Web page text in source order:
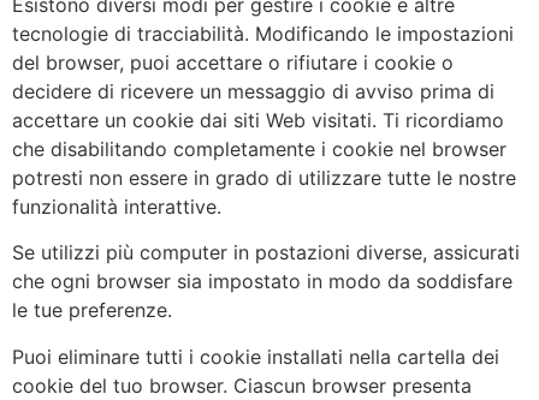
tecnologie di tracciabilità. Modificando le impostazioni
del browser, puoi accettare o rifiutare i cookie o
decidere di ricevere un messaggio di avviso prima di
accettare un cookie dai siti Web visitati. Ti ricordiamo
che disabilitando completamente i cookie nel browser
potresti non essere in grado di utilizzare tutte le nostre
funzionalità interattive.
Se utilizzi più computer in postazioni diverse, assicurati
che ogni browser sia impostato in modo da soddisfare
le tue preferenze.
Puoi eliminare tutti i cookie installati nella cartella dei
cookie del tuo browser. Ciascun browser presenta